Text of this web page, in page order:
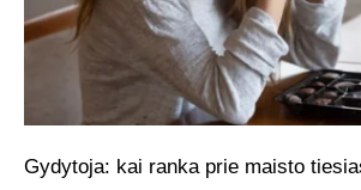
Gydytoja: kai ranka prie maisto